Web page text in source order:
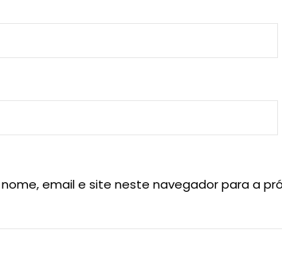
email e site neste navegador para a